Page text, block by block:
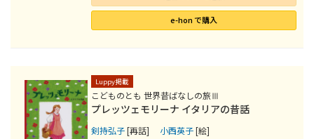
e-hon で購入
Luppy掲載
こどものとも 世界昔ばなしの旅Ⅲ
プレッツェモリーナ イタリアの昔話
剣持弘子[再話] 小西英子[絵]